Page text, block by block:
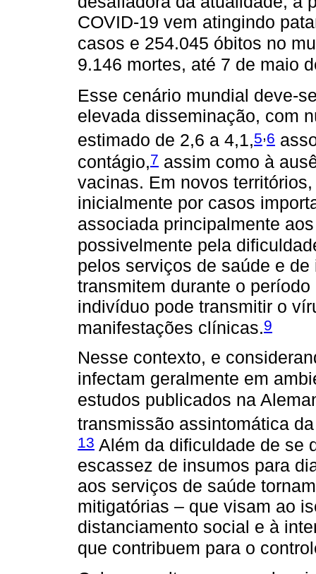
COVID-19 vem atingindo
casos e 254.045 óbitos no
9.146 mortes, até 7 de maio
Esse cenário mundial deve-
elevada disseminação, com
estimado de 2,6 a 4,1,5,6
contágio,7 assim como à
vacinas. Em novos
inicialmente por casos
associada principalmente
possivelmente pela
pelos serviços de saúde e
transmitem durante o
indivíduo pode transmitir o
manifestações clínicas.9
Nesse contexto, e
infectam geralmente em
estudos publicados na
transmissão assintomática
13 Além da dificuldade de se
escassez de insumos para
aos serviços de saúde
mitigatórias – que visam ao
distanciamento social e à
que contribuem para o